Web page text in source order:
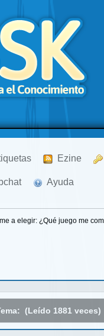
Ezine
Ayuda
a elegir: ¿Qué juego me
(Leído 1881 veces)